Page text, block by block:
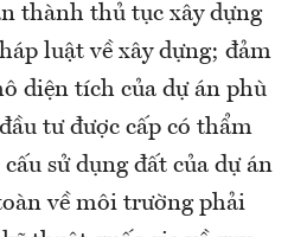
thành thủ tục xây dựng
luật về xây dựng; đảm
diện tích của dự án phù
tư được cấp có thẩm
sử dụng đất của dự án
về môi trường phải